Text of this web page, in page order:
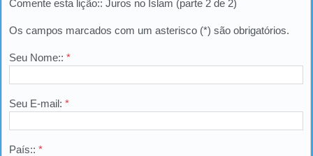
Comente esta lição:: Juros no Islam (parte 2 de 2)
Os campos marcados com um asterisco (*) são obrigatórios.
Seu Nome:: *
Seu E-mail: *
País:: *